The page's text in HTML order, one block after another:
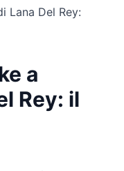
a
Rey: il